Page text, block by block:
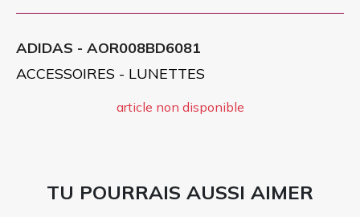
ADIDAS - AOR008BD6081
ACCESSOIRES - LUNETTES
article non disponible
TU POURRAIS AUSSI AIMER